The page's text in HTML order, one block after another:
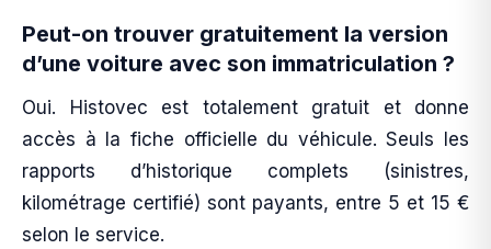
Peut-on trouver gratuitement la version
d’une voiture avec son immatriculation ?
Oui. Histovec est totalement gratuit et donne
accès à la fiche officielle du véhicule. Seuls les
rapports d’historique complets (sinistres,
kilométrage certifié) sont payants, entre 5 et 15 €
selon le service.